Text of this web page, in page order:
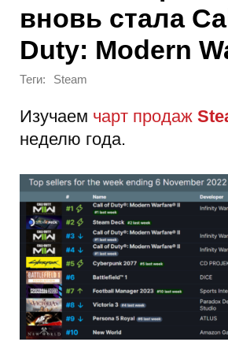
вновь стала
Duty: Modern
Теги: Steam
Изучаем чарт продаж
неделю года.